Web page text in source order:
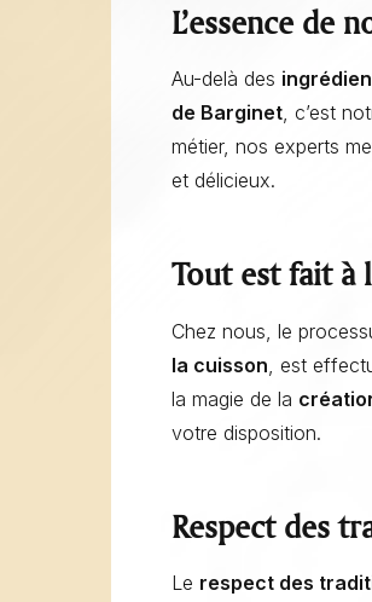
L’essence de
Au-delà des
de Barginet, c’est
métier, nos experts
et délicieux.
Tout est fait à
Chez nous, le
la cuisson , est
la magie de la
votre disposition.
Respect des
Le respect des
Fleurer en boulangerie : l’Art de fleurer à la
pâtisserie La Talemelerie